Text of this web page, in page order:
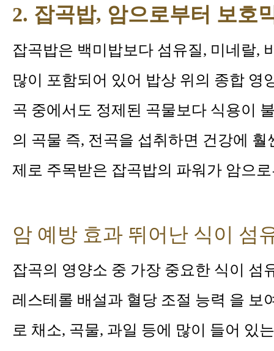
2. 잡곡밥, 암으로부터 보호
잡곡밥은 백미밥보다 섬유질, 미네랄,
많이 포함되어 있어 밥상 위의 종합 영
곡 중에서도 정제된 곡물보다 식용이
의 곡물 즉, 전곡을 섭취하면 건강에
제로 주목받은 잡곡밥의 파워가 암으
암 예방 효과 뛰어난 식이 섬
잡곡의 영양소 중 가장 중요한 식이 섬
레스테롤 배설과 혈당 조절 능력 을 보
로 채소, 곡물, 과일 등에 많이 들어 있